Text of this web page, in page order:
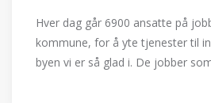
Hver dag går 6900 ansatte på
kommune, for å yte tjenester til
byen vi er så glad i. De jobber